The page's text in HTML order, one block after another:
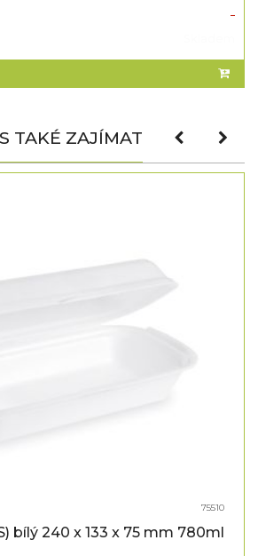
TAKÉ ZAJÍMAT
75510
bílý 240 x 133 x 75 mm 780ml